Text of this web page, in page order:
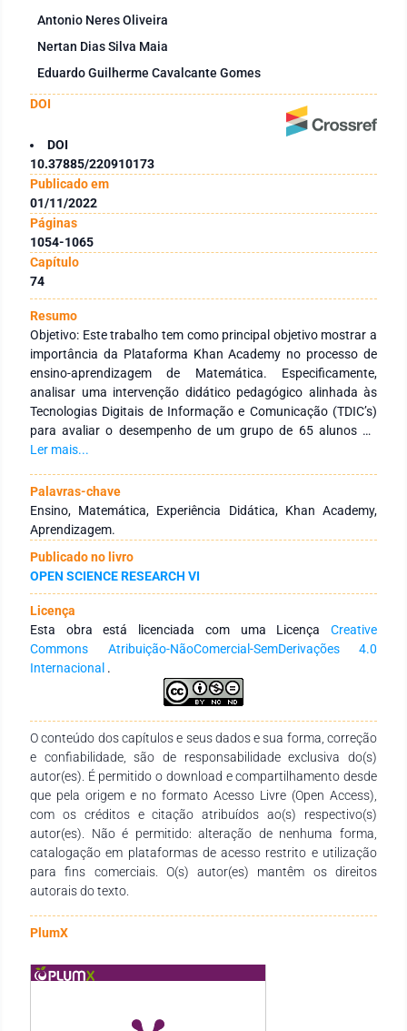
Antonio Neres Oliveira
Nertan Dias Silva Maia
Eduardo Guilherme Cavalcante Gomes
DOI
DOI
10.37885/220910173
Publicado em
01/11/2022
Páginas
1054-1065
Capítulo
74
Resumo
Objetivo: Este trabalho tem como principal objetivo mostrar a
importância da Plataforma Khan Academy no processo de
ensino-aprendizagem de Matemática. Especificamente,
analisar uma intervenção didático pedagógico alinhada às
Tecnologias Digitais de Informação e Comunicação (TDIC’s)
para avaliar o desempenho de um grupo de 65 alunos na
competência resolução de problemas. Métodos: A principal
propostos neste trabalho, remete a um estudo de caso. Neste
contexto, procurou-se analisar em dados quanti-qualitativos
respostas dos participantes a questões sobre o uso da
Plataforma Khan Academy no incremento matemático da
amostra em estudo. Resultados: Os dados sistematizados e
alinhados às análises qualitativas do estudo, mostraram
fortes evidências do desenvolvimento matemático daqueles
alunos que responderam adequadamente aos desafios
didáticos propostos na referida plataforma digital.
Conclusão: Os alunos que perseveraram em todas as
atividades na Plataforma Khan Academy lograram maior
êxito na aprovação da disciplina. Assim, concluiu-se que a
pedagógico de grande valia ao desempenho de alunos em
disciplinas da área da Matemática.
Ler mais...
Palavras-chave
Ensino, Matemática, Experiência Didática, Khan Academy,
Aprendizagem.
Publicado no livro
OPEN SCIENCE RESEARCH VI
Licença
Esta obra está licenciada com uma Licença Creative
Commons Atribuição-NãoComercial-SemDerivações 4.0
Internacional .
O conteúdo dos capítulos e seus dados e sua forma, correção
e confiabilidade, são de responsabilidade exclusiva do(s)
autor(es). É permitido o download e compartilhamento desde
que pela origem e no formato Acesso Livre (Open Access),
com os créditos e citação atribuídos ao(s) respectivo(s)
autor(es). Não é permitido: alteração de nenhuma forma,
catalogação em plataformas de acesso restrito e utilização
para fins comerciais. O(s) autor(es) mantêm os direitos
autorais do texto.
PlumX